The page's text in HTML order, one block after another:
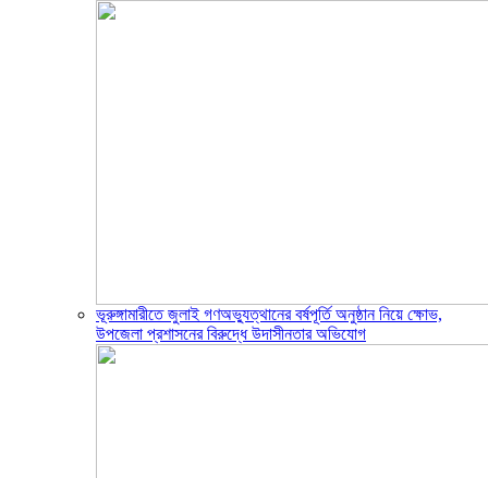
ভূরুঙ্গামারীতে জুলাই গণঅভ্যুত্থানের বর্ষপূর্তি অনুষ্ঠান নিয়ে ক্ষোভ,
উপজেলা প্রশাসনের বিরুদ্ধে উদাসীনতার অভিযোগ